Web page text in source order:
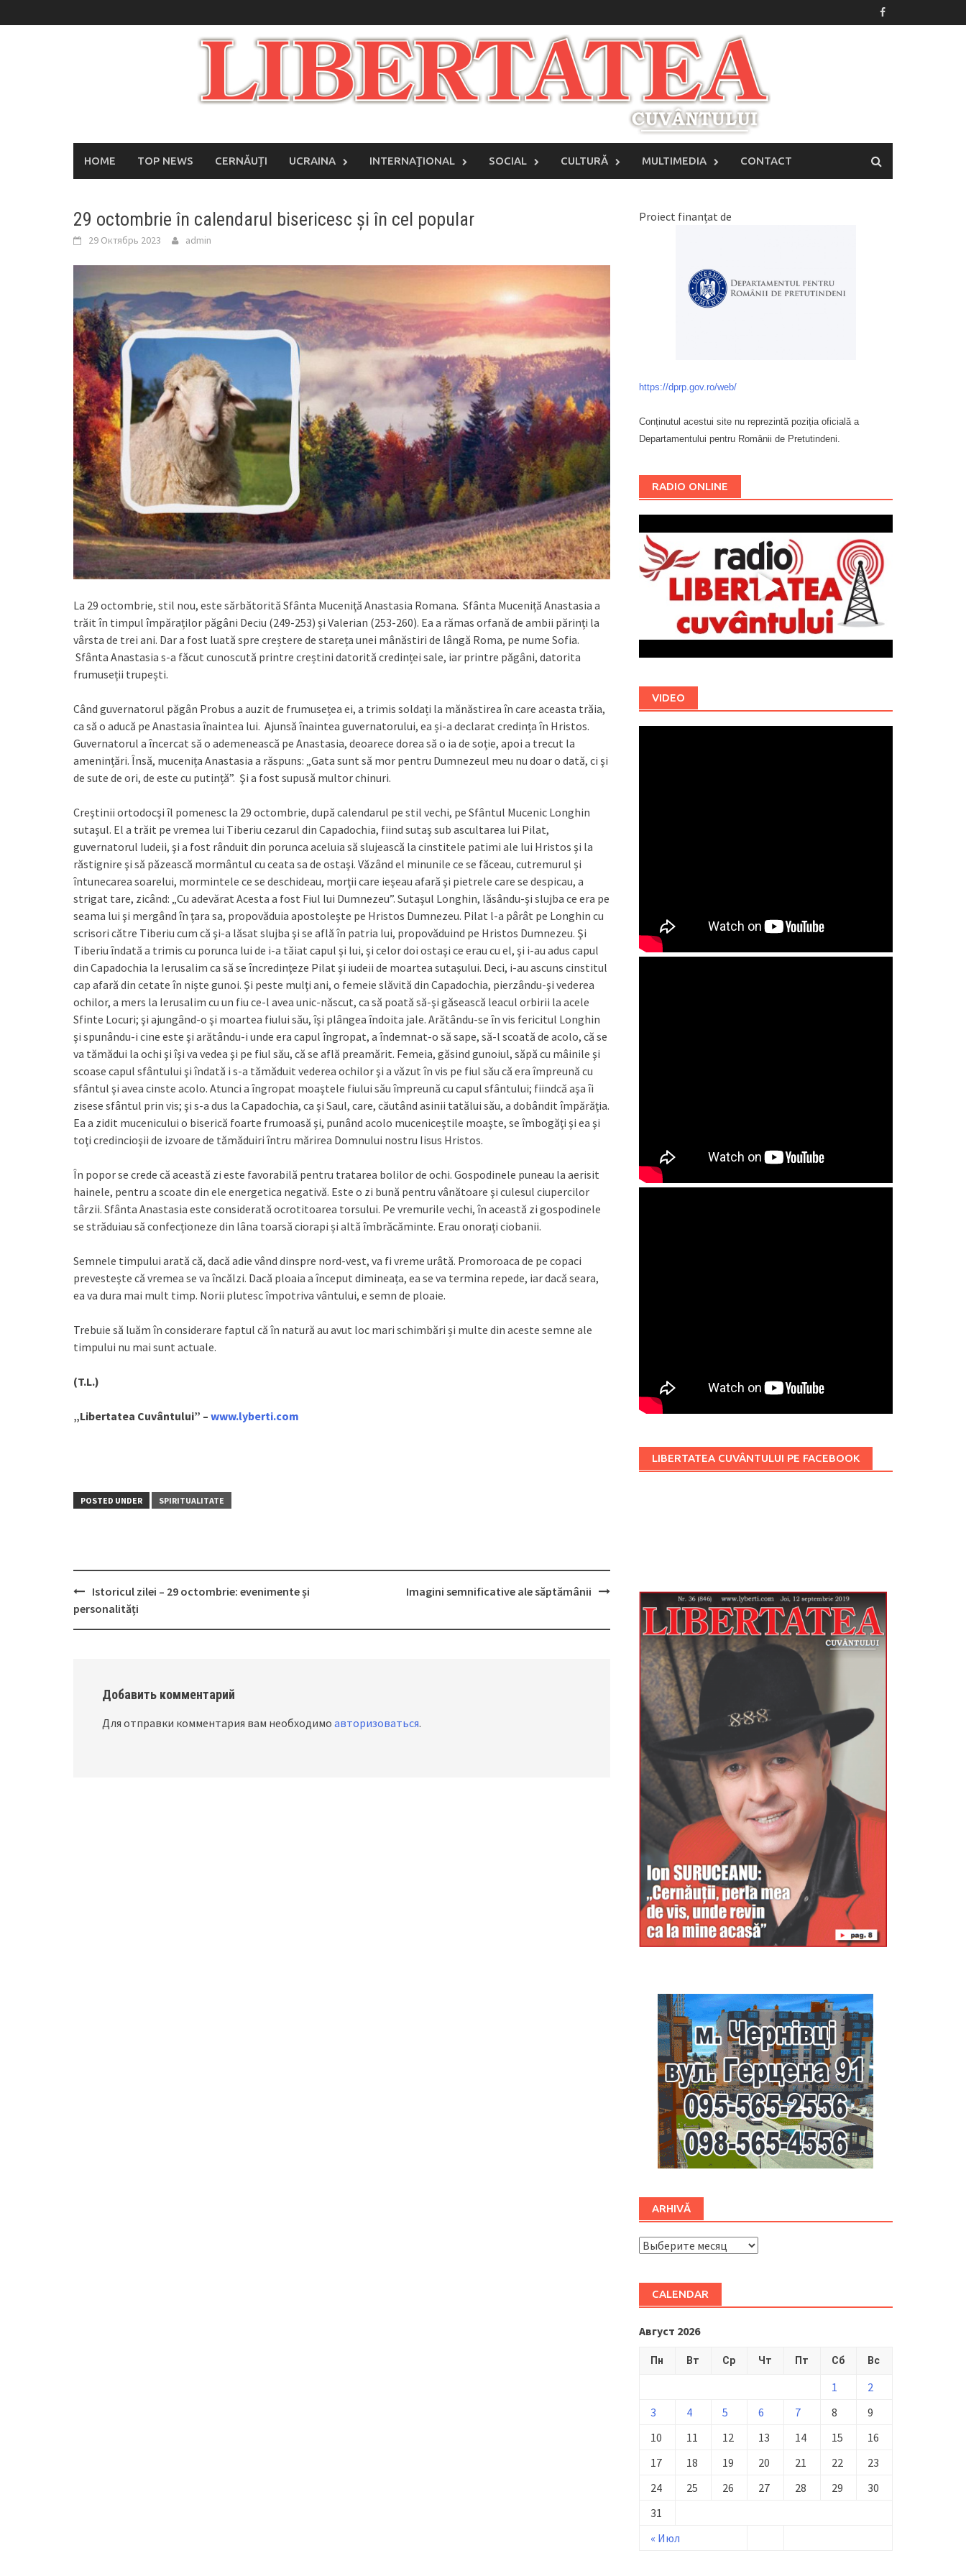
to
HOME TOP NEWS CERNĂUȚI UCRAINA INTERNAŢIONAL SOCIAL CULTURĂ MULTIMEDIA CONTACT
29 octombrie în calendarul bisericesc și în cel popular
29 Октябрь 2023 admin
La 29 octombrie, stil nou, este sărbătorită Sfânta Muceniţă Anastasia Romana. Sfânta Muceniță Anastasia a
trăit în timpul împăraților păgâni Deciu (249-253) și Valerian (253-260). Ea a rămas orfană de ambii părinți la
vârsta de trei ani. Dar a fost luată spre creștere de stareța unei mânăstiri de lângă Roma, pe nume Sofia.
Sfânta Anastasia s-a făcut cunoscută printre creștini datorită credinței sale, iar printre păgâni, datorita
frumuseții trupești.
Când guvernatorul păgân Probus a auzit de frumusețea ei, a trimis soldați la mănăstirea în care aceasta trăia,
ca să o aducă pe Anastasia înaintea lui. Ajunsă înaintea guvernatorului, ea și-a declarat credința în Hristos.
Guvernatorul a încercat să o ademenească pe Anastasia, deoarece dorea să o ia de soție, apoi a trecut la
amenințări. Însă, mucenița Anastasia a răspuns: „Gata sunt să mor pentru Dumnezeul meu nu doar o dată, ci şi
de sute de ori, de este cu putință”. Şi a fost supusă multor chinuri.
Creştinii ortodocşi îl pomenesc la 29 octombrie, după calendarul pe stil vechi, pe Sfântul Mucenic Longhin
sutaşul. El a trăit pe vremea lui Tiberiu cezarul din Capadochia, fiind sutaş sub ascultarea lui Pilat,
guvernatorul Iudeii, şi a fost rânduit din porunca aceluia să slujească la cinstitele patimi ale lui Hristos şi la
răstignire şi să păzească mormântul cu ceata sa de ostaşi. Văzând el minunile ce se făceau, cutremurul şi
întunecarea soarelui, mormintele ce se deschideau, morţii care ieşeau afară şi pietrele care se despicau, a
strigat tare, zicând: „Cu adevărat Acesta a fost Fiul lui Dumnezeu”. Sutaşul Longhin, lăsându-şi slujba ce era pe
seama lui şi mergând în ţara sa, propovăduia apostoleşte pe Hristos Dumnezeu. Pilat l-a pârât pe Longhin cu
scrisori către Tiberiu cum că şi-a lăsat slujba şi se află în patria lui, propovăduind pe Hristos Dumnezeu. Şi
Tiberiu îndată a trimis cu porunca lui de i-a tăiat capul şi lui, şi celor doi ostaşi ce erau cu el, şi i-au adus capul
din Capadochia la Ierusalim ca să se încredinţeze Pilat şi iudeii de moartea sutaşului. Deci, i-au ascuns cinstitul
cap afară din cetate în nişte gunoi. Şi peste mulţi ani, o femeie slăvită din Capadochia, pierzându-şi vederea
ochilor, a mers la Ierusalim cu un fiu ce-l avea unic-născut, ca să poată să-şi găsească leacul orbirii la acele
Sfinte Locuri; şi ajungând-o şi moartea fiului său, îşi plângea îndoita jale. Arătându-se în vis fericitul Longhin
şi spunându-i cine este şi arătându-i unde era capul îngropat, a îndemnat-o să sape, să-l scoată de acolo, că se
va tămădui la ochi şi îşi va vedea şi pe fiul său, că se află preamărit. Femeia, găsind gunoiul, săpă cu mâinile şi
scoase capul sfântului şi îndată i s-a tămăduit vederea ochilor şi a văzut în vis pe fiul său că era împreună cu
sfântul şi avea cinste acolo. Atunci a îngropat moaştele fiului său împreună cu capul sfântului; fiindcă aşa îi
zisese sfântul prin vis; şi s-a dus la Capadochia, ca şi Saul, care, căutând asinii tatălui său, a dobândit împărăţia.
Ea a zidit mucenicului o biserică foarte frumoasă şi, punând acolo muceniceştile moaşte, se îmbogăţi şi ea şi
toţi credincioşii de izvoare de tămăduiri întru mărirea Domnului nostru Iisus Hristos.
În popor se crede că această zi este favorabilă pentru tratarea bolilor de ochi. Gospodinele puneau la aerisit
hainele, pentru a scoate din ele energetica negativă. Este o zi bună pentru vânătoare şi culesul ciupercilor
târzii. Sfânta Anastasia este considerată ocrotitoarea torsului. Pe vremurile vechi, în această zi gospodinele
se străduiau să confecționeze din lâna toarsă ciorapi și altă îmbrăcăminte. Erau onorați ciobanii.
Semnele timpului arată că, dacă adie vând dinspre nord-vest, va fi vreme urâtă. Promoroaca de pe copaci
prevesteşte că vremea se va încălzi. Dacă ploaia a început dimineața, ea se va termina repede, iar dacă seara,
ea va dura mai mult timp. Norii plutesc împotriva vântului, e semn de ploaie.
Trebuie să luăm în considerare faptul că în natură au avut loc mari schimbări și multe din aceste semne ale
timpului nu mai sunt actuale.
(T.L.)
„Libertatea Cuvântului” – www.lyberti.com
POSTED UNDER SPIRITUALITATE
Post
navigation
Istoricul zilei – 29 octombrie: evenimente și
personalități
Imagini semnificative ale săptămânii
Добавить комментарий
Для отправки комментария вам необходимо авторизоваться.
Proiect finanțat de
https://dprp.gov.ro/web/
Conținutul acestui site nu reprezintă poziția oficială a
Departamentului pentru Românii de Pretutindeni.
RADIO ONLINE
VIDEO
LIBERTATEA CUVÂNTULUI PE FACEBOOK
ARHIVĂ
ARHIVĂ
CALENDAR
Август 2026
Пн Вт Ср Чт Пт Сб Вс
« Июл
1
2
3
4 5 6 7 8
9
10
11 12 13 14 15
16
17
18 19 20 21 22
23
24
25 26 27 28 29
30
31